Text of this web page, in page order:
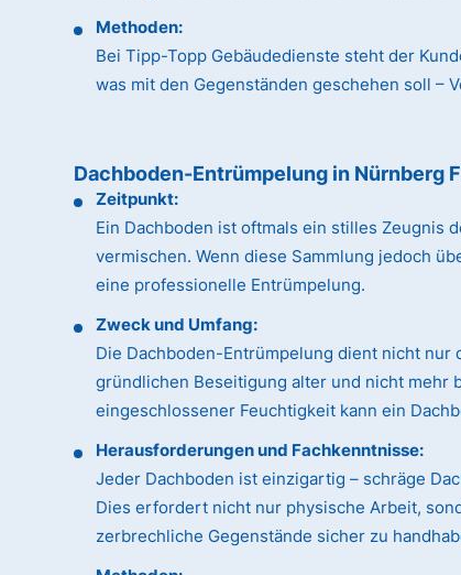
Methoden:
Bei Tipp-Topp Gebäudedienste steht der
was mit den Gegenständen geschehen soll –
Dachboden-Entrümpelung in Nürnberg
Zeitpunkt:
Ein Dachboden ist oftmals ein stilles Zeugnis
vermischen. Wenn diese Sammlung jedoch
eine professionelle Entrümpelung.
Zweck und Umfang:
Die Dachboden-Entrümpelung dient nicht nur
gründlichen Beseitigung alter und nicht mehr
eingeschlossener Feuchtigkeit kann ein
Herausforderungen und Fachkenntnisse:
Jeder Dachboden ist einzigartig – schräge
Dies erfordert nicht nur physische Arbeit,
zerbrechliche Gegenstände sicher zu